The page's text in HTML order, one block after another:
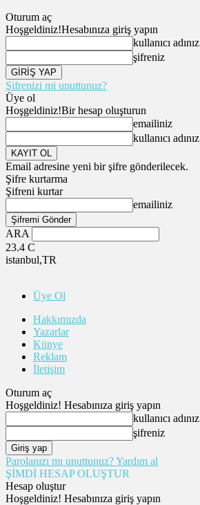
Oturum aç
Hoşgeldiniz!Hesabınıza giriş yapın
kullanıcı adınız
şifreniz
Şifrenizi mi unuttunuz?
Üye ol
Hoşgeldiniz!Bir hesap oluşturun
emailiniz
kullanıcı adınız
Email adresine yeni bir şifre gönderilecek.
Şifre kurtarma
Şifreni kurtar
emailiniz
ARA
23.4 C
istanbul,TR
Üye Ol
Hakkımızda
Yazarlar
Künye
Reklam
İletişim
Oturum aç
Hoşgeldiniz! Hesabınıza giriş yapın
kullanıcı adınız
şifreniz
Parolanızı mı unuttunuz? Yardım al
ŞİMDİ HESAP OLUŞTUR
Hesap oluştur
Hoşgeldiniz! Hesabınıza giriş yapın